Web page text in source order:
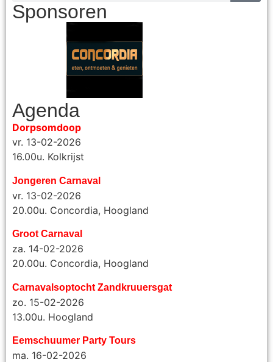
Sponsoren
Agenda
Dorpsomdoop
vr. 13-02-2026
16.00u. Kolkrijst
Jongeren Carnaval
vr. 13-02-2026
20.00u. Concordia, Hoogland
Groot Carnaval
za. 14-02-2026
20.00u. Concordia, Hoogland
Carnavalsoptocht Zandkruuersgat
zo. 15-02-2026
13.00u. Hoogland
Eemschuumer Party Tours
ma. 16-02-2026